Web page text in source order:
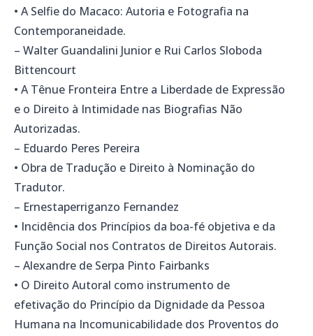
• A Selfie do Macaco: Autoria e Fotografia na
Contemporaneidade.
– Walter Guandalini Junior e Rui Carlos Sloboda
Bittencourt
• A Tênue Fronteira Entre a Liberdade de Expressão
e o Direito à Intimidade nas Biografias Não
Autorizadas.
– Eduardo Peres Pereira
• Obra de Tradução e Direito à Nominação do
Tradutor.
– Ernestaperriganzo Fernandez
• Incidência dos Princípios da boa-fé objetiva e da
Função Social nos Contratos de Direitos Autorais.
– Alexandre de Serpa Pinto Fairbanks
• O Direito Autoral como instrumento de
efetivação do Princípio da Dignidade da Pessoa
Humana na Incomunicabilidade dos Proventos do